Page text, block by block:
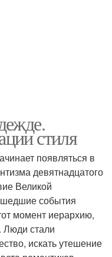
стиля
появляться в
девятнадцатого
Великой
события
момент иерархию,
Люди стали
искать утешение